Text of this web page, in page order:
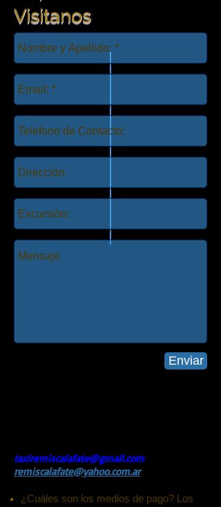
Visitanos
Enviar
taxiremiscalafate@gmail.com
remiscalafate@yahoo.com.ar
¿Cuáles son los medios de pago? Los